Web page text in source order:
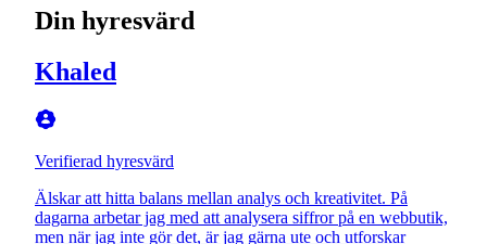
Din hyresvärd
Khaled
Verifierad hyresvärd
Älskar att hitta balans mellan analys och kreativitet. På
dagarna arbetar jag med att analysera siffror på en webbutik,
men när jag inte gör det, är jag gärna ute och utforskar